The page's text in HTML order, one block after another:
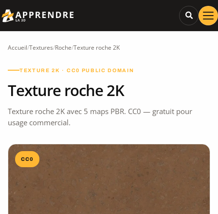
Accueil/Textures/Roche/Texture roche 2K
TEXTURE 2K · CC0 PUBLIC DOMAIN
Texture roche 2K
Texture roche 2K avec 5 maps PBR. CC0 — gratuit pour
usage commercial.
CC0